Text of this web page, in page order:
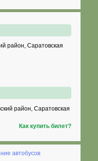
район, Саратовская
район, Саратовская
Как купить билет?
автобусов